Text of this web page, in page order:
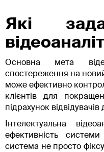
Які
Основна мета
спостереження на
може ефективно
клієнтів для
підрахунок
Інтелектуальна
ефективність
система не просто